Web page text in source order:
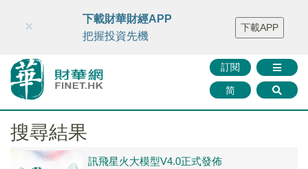
財華智庫網 FINTV FINMETA 財華證券 媒體矩陣
智庫沙龍
聯絡我們
訂閱
简
×
下載財華財經APP
把握投資先機
下載APP
搜尋結果
訊飛星火大模型V4.0正式發佈